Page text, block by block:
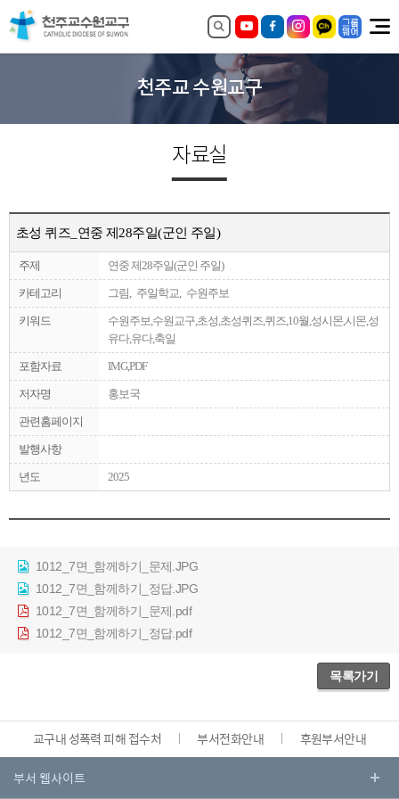
천주교 수원교구
자료실
초성 퀴즈_연중 제28주일(군인 주일)
주제 연중 제28주일(군인 주일)
카테고리 그림, 주일학교, 수원주보
키워드
수원주보,수원교구,초성,초성퀴즈,퀴즈,10월,성시몬,시몬,성
유다,유다,축일
포함자료 IMG,PDF
저자명 홍보국
관련홈페이지
발행사항
년도 2025
1012_7면_함께하기_문제.JPG
1012_7면_함께하기_정답.JPG
1012_7면_함께하기_문제.pdf
1012_7면_함께하기_정답.pdf
목록가기
교구내 성폭력 피해 접수처 부서전화안내 후원부서안내